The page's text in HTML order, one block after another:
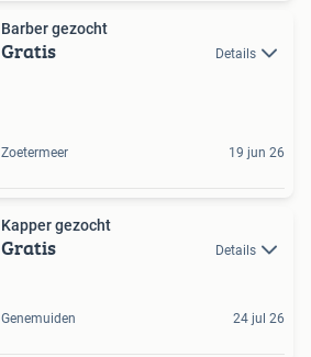
Barber gezocht
Gratis Details
Zoetermeer 19 jun 26
Kapper gezocht
Gratis Details
Genemuiden 24 jul 26